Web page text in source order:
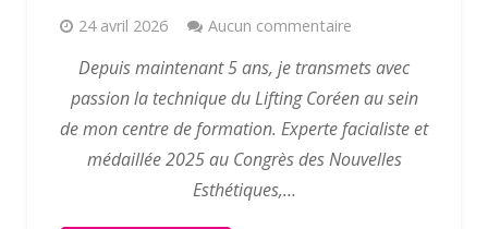
24 avril 2026 Aucun commentaire
Depuis maintenant 5 ans, je transmets avec
passion la technique du Lifting Coréen au sein
de mon centre de formation. Experte facialiste et
médaillée 2025 au Congrès des Nouvelles
Esthétiques,…